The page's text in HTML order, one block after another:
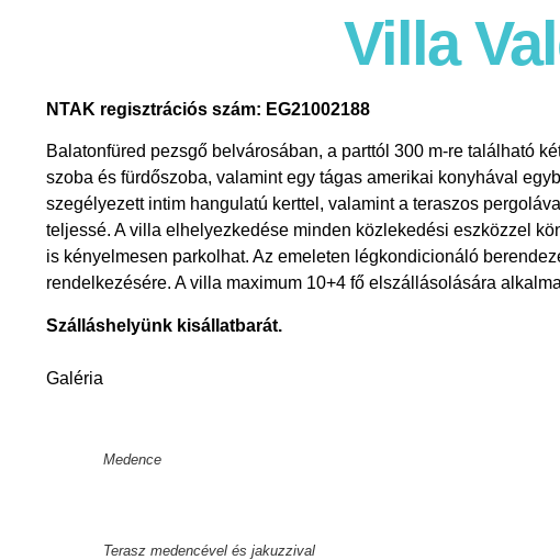
Villa
NTAK regisztrációs szám: EG21002188
Balatonfüred pezsgő belvárosában, a parttól 300 m-re található
szoba és fürdőszoba, valamint egy tágas amerikai konyhával
szegélyezett intim hangulatú kerttel, valamint a teraszos
teljessé. A villa elhelyezkedése minden közlekedési eszközzel
is kényelmesen parkolhat. Az emeleten légkondicionáló
rendelkezésére. A villa maximum 10+4 fő elszállásolására
Szálláshelyünk kisállatbarát.
Galéria
Medence
Terasz medencével és jakuzzival